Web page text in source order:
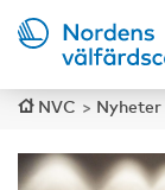
NVC > Nyheter